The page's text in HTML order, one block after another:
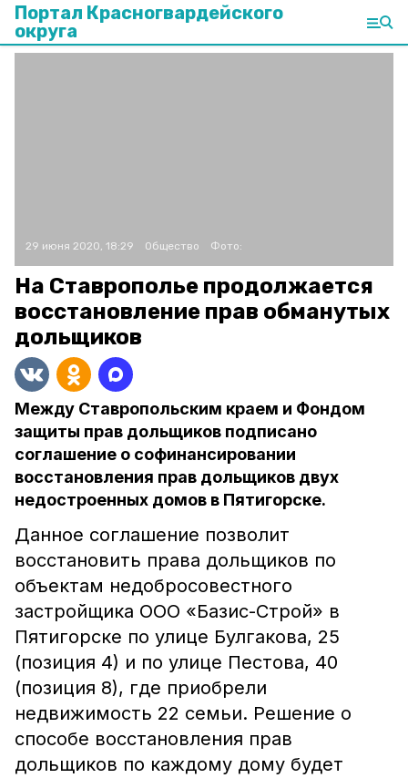
Портал Красногвардейского
округа
29 июня 2020, 18:29 Общество Фото:
На Ставрополье продолжается
восстановление прав обманутых
дольщиков
Между Ставропольским краем и Фондом
защиты прав дольщиков подписано
соглашение о софинансировании
восстановления прав дольщиков двух
недостроенных домов в Пятигорске.
Данное соглашение позволит
восстановить права дольщиков по
объектам недобросовестного
застройщика ООО «Базис-Строй» в
Пятигорске по улице Булгакова, 25
(позиция 4) и по улице Пестова, 40
(позиция 8), где приобрели
недвижимость 22 семьи. Решение о
способе восстановления прав
дольщиков по каждому дому будет